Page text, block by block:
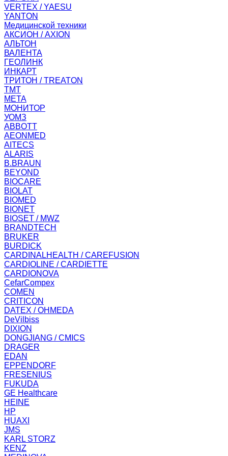
VERTEX / YAESU
YANTON
Медицинской техники
АКСИОН / AXION
АЛЬТОН
ВАЛЕНТА
ГЕОЛИНК
ИНКАРТ
ТРИТОН / TREATON
ТМТ
МЕТА
МОНИТОР
УОМЗ
ABBOTT
AEONMED
AITECS
ALARIS
B.BRAUN
BEYOND
BIOCARE
BIOLAT
BIOMED
BIONET
BIOSET / MWZ
BRANDTECH
BRUKER
BURDICK
CARDINALHEALTH / CAREFUSION
CARDIOLINE / CARDIETTE
CARDIONOVA
CefarCompex
COMEN
CRITICON
DATEX / OHMEDA
DeVilbiss
DIXION
DONGJIANG / CMICS
DRAGER
EDAN
EPPENDORF
FRESENIUS
FUKUDA
GE Healthcare
HEINE
HP
HUAXI
JMS
KARL STORZ
KENZ